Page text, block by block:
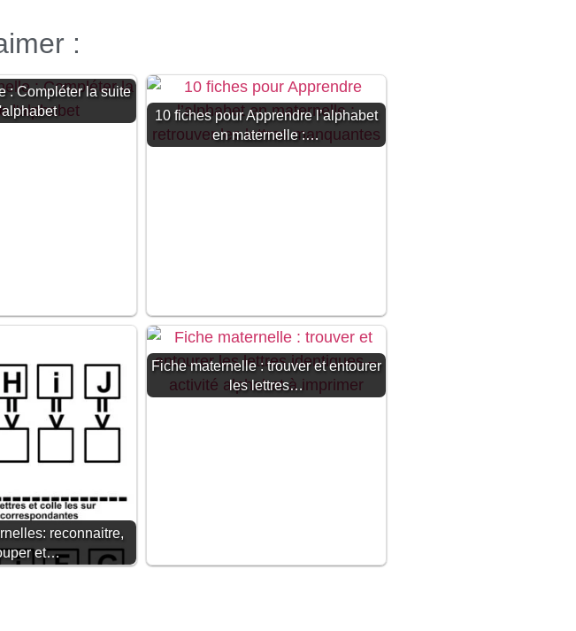
:
: Compléter la suite
10 fiches pour Apprendre l’alphabet
en maternelle :…
reconnaitre,
et…
Fiche maternelle : trouver et entourer
les lettres…